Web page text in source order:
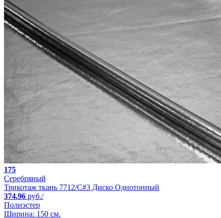
175
Серебряный
Трикотаж ткань 7712/C#3 Диско Однотонный
374.96 руб./
Полиэстер
Ширина: 150 см.